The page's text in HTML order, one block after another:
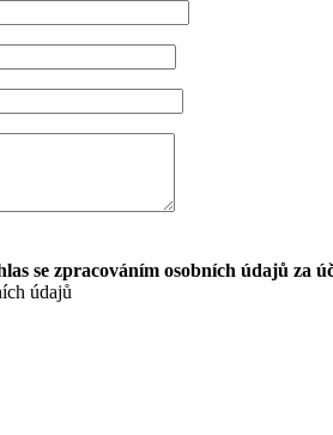
se zpracováním osobních údajů
údajů